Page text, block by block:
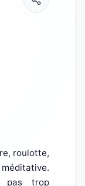
roulotte,
pas trop